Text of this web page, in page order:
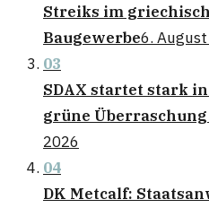
Streiks im
Baugewerbe6.
03
SDAX startet stark
grüne
2026
04
DK Metcalf: